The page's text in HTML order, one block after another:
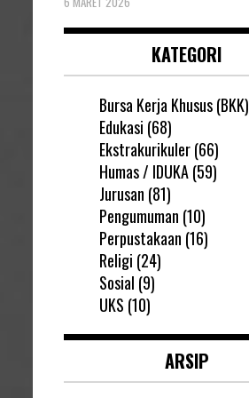
KATEGORI
Bursa Kerja Khusus (BKK)
Edukasi (68)
Ekstrakurikuler(66)
Humas / IDUKA(59)
Jurusan (81)
Pengumuman (10)
Perpustakaan (16)
Religi (24)
Sosial (9)
UKS (10)
ARSIP